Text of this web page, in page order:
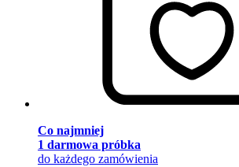
Co najmniej
1 darmowa próbka
do każdego zamówienia